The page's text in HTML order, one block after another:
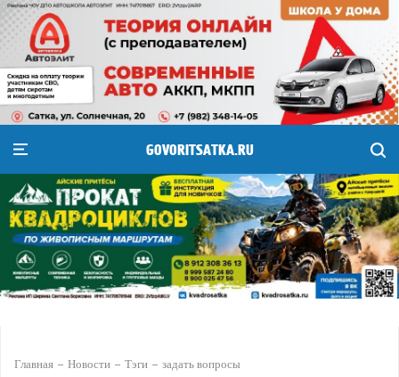
GOVORITSATKA.RU
Главная Новости Тэги задать вопросы